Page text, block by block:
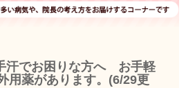
汗でお困りな方へ お手軽
用薬があります。(6/29更